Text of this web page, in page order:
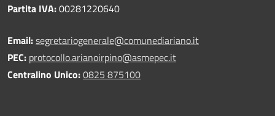
Partita IVA:00281220640
Email:segretariogenerale@comunediariano.it
PEC: protocollo.arianoirpino@asmepec.it
Centralino Unico:0825 875100